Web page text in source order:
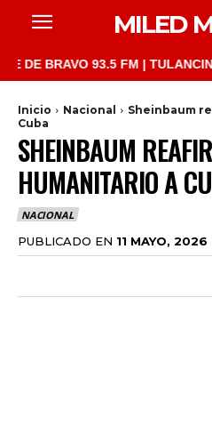
MILED
93.5 FM | TULANCINGO
Inicio Nacional
Sheinbaum
Cuba
SHEINBAUM
HUMANITARIO A
NACIONAL
PUBLICADO EN 11 MAYO, 2026